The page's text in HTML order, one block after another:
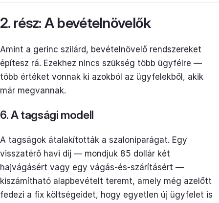
2. rész: A bevételnövelők
Amint a gerinc szilárd, bevételnövelő rendszereket
építesz rá. Ezekhez nincs szükség több ügyfélre —
több értéket vonnak ki azokból az ügyfelekből, akik
már megvannak.
6. A tagsági modell
A tagságok átalakították a szaloniparágat. Egy
visszatérő havi díj — mondjuk 85 dollár két
hajvágásért vagy egy vágás-és-szárításért —
kiszámítható alapbevételt teremt, amely még azelőtt
fedezi a fix költségeidet, hogy egyetlen új ügyfelet is